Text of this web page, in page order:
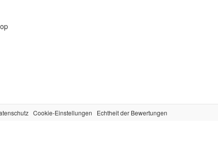
Cookie-Einstellungen Echtheit der Bewertungen